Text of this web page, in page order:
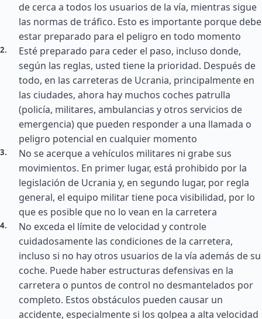
de cerca a todos los usuarios de la vía, mientras sigue
las normas de tráfico. Esto es importante porque debe
estar preparado para el peligro en todo momento
Esté preparado para ceder el paso, incluso donde,
según las reglas, usted tiene la prioridad. Después de
todo, en las carreteras de Ucrania, principalmente en
las ciudades, ahora hay muchos coches patrulla
(policía, militares, ambulancias y otros servicios de
emergencia) que pueden responder a una llamada o
peligro potencial en cualquier momento
No se acerque a vehículos militares ni grabe sus
movimientos. En primer lugar, está prohibido por la
legislación de Ucrania y, en segundo lugar, por regla
general, el equipo militar tiene poca visibilidad, por lo
que es posible que no lo vean en la carretera
No exceda el límite de velocidad y controle
cuidadosamente las condiciones de la carretera,
incluso si no hay otros usuarios de la vía además de su
coche. Puede haber estructuras defensivas en la
carretera o puntos de control no desmantelados por
completo. Estos obstáculos pueden causar un
accidente, especialmente si los golpea a alta velocidad